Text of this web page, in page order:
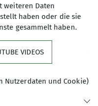
weiteren Daten
haben oder die sie
gesammelt haben.
VIDEOS
Nutzerdaten und Cookie)